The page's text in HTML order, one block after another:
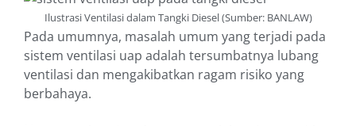
Ilustrasi Ventilasi dalam Tangki Diesel (Sumber: BANLAW)
Pada umumnya, masalah umum yang terjadi pada
sistem ventilasi uap adalah tersumbatnya lubang
ventilasi dan mengakibatkan ragam risiko yang
berbahaya.